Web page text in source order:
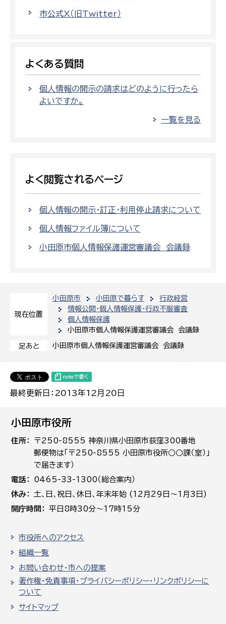
現在位置
小田原市 小田原で暮らす
行政経営
情報公開・個人情報保護・行政不服審査
個人情報保護
小田原市個人情報保護運営審議会 会議録
足あと 小田原市個人情報保護運営審議会 会議録
最終更新日：2013年12月20日
市公式X（旧Twitter）
よくある質問
個人情報の開示の請求はどのように行ったら
よいですか。
一覧を見る
よく閲覧されるページ
個人情報の開示・訂正・利用停止請求について
個人情報ファイル簿について
小田原市個人情報保護運営審議会 会議録
小田原市役所
住所
〒250-8555 神奈川県小田原市荻窪300番地
郵便物は「〒250-8555 小田原市役所○○課（室）」
で届きます）
電話
0465-33-1300（総合案内）
休み
土､日､祝日、休日、年末年始 (12月29日～1月3日)
開庁時間
平日8時30分～17時15分
市役所へのアクセス
組織一覧
お問い合わせ・市への提案
著作権・免責事項・プライバシーポリシー・リンクポリシーに
ついて
サイトマップ